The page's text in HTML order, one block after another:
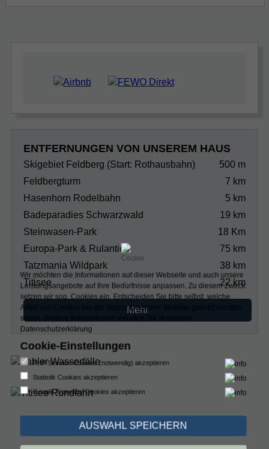
ENTFERNUNGEN VON UNSEREM HAUS
Skigebiet Feldberg (Start: Rothausbahn)
500 m
Feldbergturm
7 km
Hasenhorn Rodelbahn
5 km
Badeparadies Schwarzwald
19 km
Steinwasen-Park
18 Km
Europa-Park & Rulantica
75 km
Tatzmania Wildpark
38 km
Titisee
22 km
Mehr
Wir möchten die Informationen auf dieser Webseite und auch unsere
Leistungsangebote auf Ihre Bedürfnisse anpassen. Zu diesem Zweck
setzen wir sog. Cookies ein. Entscheiden Sie bitte selbst, welche
Arten von Cookies bei der Nutzung unserer Website gesetzt werden
sollen.
Datenschutzerklärung
Cookie-Einstellungen
PHP Session Cookies (notwendig) akzeptieren
Statistik Cookies akzeptieren
Google Translate Cookies akzeptieren
AUSWAHL SPEICHERN